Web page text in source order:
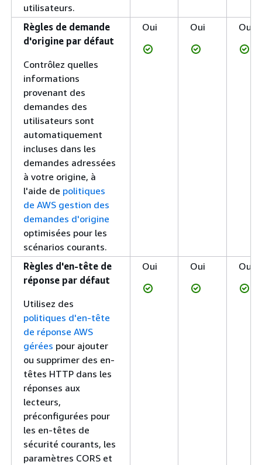
utilisateurs.
Règles de demande
d'origine par défaut
Contrôlez quelles
informations
provenant des
demandes des
utilisateurs sont
automatiquement
incluses dans les
demandes adressées
à votre origine, à
l'aide de politiques
de AWS gestion des
demandes d'origine
optimisées pour les
scénarios courants.
Oui Oui Oui
Règles d'en-tête de
réponse par défaut
Utilisez des
politiques d'en-tête
de réponse AWS
gérées pour ajouter
ou supprimer des en-
têtes HTTP dans les
réponses aux
lecteurs,
préconfigurées pour
les en-têtes de
sécurité courants, les
paramètres CORS et
Oui Oui Oui